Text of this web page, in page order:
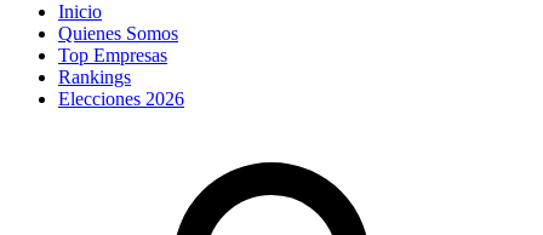
Inicio
Quienes Somos
Top Empresas
Rankings
Elecciones 2026